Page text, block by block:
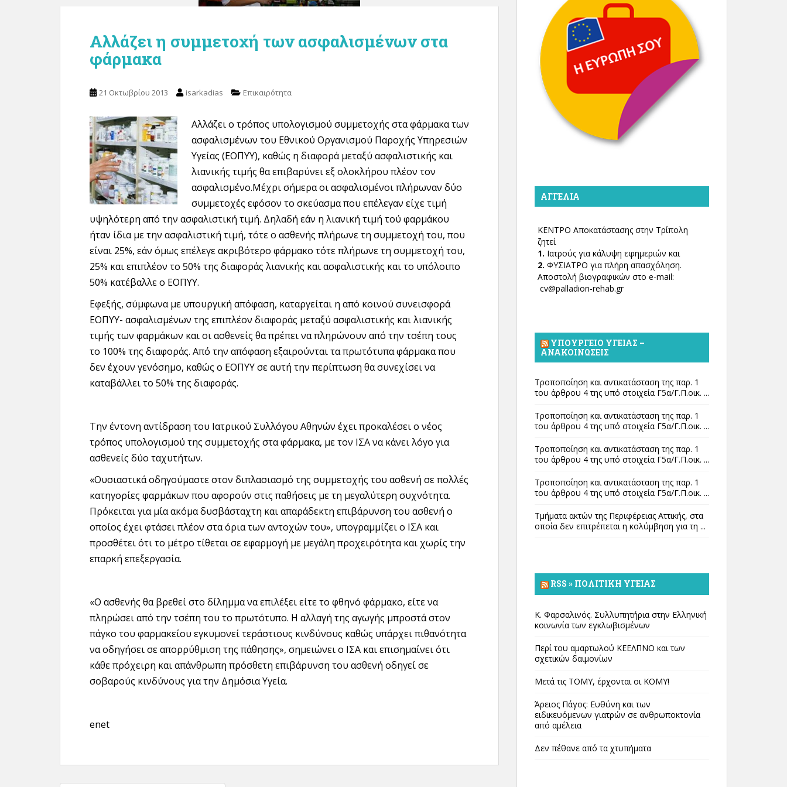
Αλλάζει η συμμετοχή των ασφαλισμένων στα
φάρμακα
21 Οκτωβρίου 2013 isarkadias Επικαιρότητα
Αλλάζει ο τρόπος υπολογισμού συμμετοχής στα φάρμακα των
ασφαλισμένων του Εθνικού Οργανισμού Παροχής Υπηρεσιών
Υγείας (ΕΟΠΥΥ), καθώς η διαφορά μεταξύ ασφαλιστικής και
λιανικής τιμής θα επιβαρύνει εξ ολοκλήρου πλέον τον
ασφαλισμένο.Μέχρι σήμερα οι ασφαλισμένοι πλήρωναν δύο
συμμετοχές εφόσον το σκεύασμα που επέλεγαν είχε τιμή
υψηλότερη από την ασφαλιστική τιμή. Δηλαδή εάν η λιανική τιμή τού φαρμάκου
ήταν ίδια µε την ασφαλιστική τιμή, τότε ο ασθενής πλήρωνε τη συμμετοχή του, που
είναι 25%, εάν όμως επέλεγε ακριβότερο φάρμακο τότε πλήρωνε τη συμμετοχή του,
25% και επιπλέον το 50% της διαφοράς λιανικής και ασφαλιστικής και το υπόλοιπο
50% κατέβαλλε ο ΕΟΠΥΥ.
Εφεξής, σύμφωνα με υπουργική απόφαση, καταργείται η από κοινού συνεισφορά
EOΠΥΥ- ασφαλισμένων της επιπλέον διαφοράς μεταξύ ασφαλιστικής και λιανικής
τιμής των φαρμάκων και οι ασθενείς θα πρέπει να πληρώνουν από την τσέπη τους
το 100% της διαφοράς. Από την απόφαση εξαιρούνται τα πρωτότυπα φάρμακα που
δεν έχουν γενόσημο, καθώς ο ΕΟΠΥΥ σε αυτή την περίπτωση θα συνεχίσει να
καταβάλλει το 50% της διαφοράς.
Την έντονη αντίδραση του Ιατρικού Συλλόγου Αθηνών έχει προκαλέσει ο νέος
τρόπος υπολογισμού της συμμετοχής στα φάρμακα, με τον ΙΣΑ να κάνει λόγο για
ασθενείς δύο ταχυτήτων.
«Ουσιαστικά οδηγούμαστε στον διπλασιασμό της συμμετοχής του ασθενή σε πολλές
κατηγορίες φαρμάκων που αφορούν στις παθήσεις με τη μεγαλύτερη συχνότητα.
Πρόκειται για μία ακόμα δυσβάσταχτη και απαράδεκτη επιβάρυνση του ασθενή ο
οποίος έχει φτάσει πλέον στα όρια των αντοχών του», υπογραμμίζει ο ΙΣΑ και
προσθέτει ότι το μέτρο τίθεται σε εφαρμογή με μεγάλη προχειρότητα και χωρίς την
επαρκή επεξεργασία.
«Ο ασθενής θα βρεθεί στο δίλημμα να επιλέξει είτε το φθηνό φάρμακο, είτε να
πληρώσει από την τσέπη του το πρωτότυπο. Η αλλαγή της αγωγής μπροστά στον
πάγκο του φαρμακείου εγκυμονεί τεράστιους κινδύνους καθώς υπάρχει πιθανότητα
να οδηγήσει σε απορρύθμιση της πάθησης», σημειώνει ο ΙΣΑ και επισημαίνει ότι
κάθε πρόχειρη και απάνθρωπη πρόσθετη επιβάρυνση του ασθενή οδηγεί σε
σοβαρούς κινδύνους για την Δημόσια Υγεία.
enet
ΑΓΓΕΛΊΑ
ΚΕΝΤΡΟ Αποκατάστασης στην Τρίπολη
ζητεί
1. Ιατρούς για κάλυψη εφημεριών και
2. ΦΥΣΙΑΤΡΟ για πλήρη απασχόληση.
Αποστολή βιογραφικών στο e-mail:
cv@palladion-rehab.gr
ΥΠΟΥΡΓΕΊΟ ΥΓΕΊΑΣ –
ΑΝΑΚΟΙΝΏΣΕΙΣ
Τροποποίηση και αντικατάσταση της παρ. 1
του άρθρου 4 της υπό στοιχεία Γ5α/Γ.Π.οικ. ...
Τροποποίηση και αντικατάσταση της παρ. 1
του άρθρου 4 της υπό στοιχεία Γ5α/Γ.Π.οικ. ...
Τροποποίηση και αντικατάσταση της παρ. 1
του άρθρου 4 της υπό στοιχεία Γ5α/Γ.Π.οικ. ...
Τροποποίηση και αντικατάσταση της παρ. 1
του άρθρου 4 της υπό στοιχεία Γ5α/Γ.Π.οικ. ...
Τμήματα ακτών της Περιφέρειας Αττικής, στα
οποία δεν επιτρέπεται η κολύμβηση για τη ...
RSS » ΠΟΛΙΤΙΚΉ ΥΓΕΊΑΣ
Κ. Φαρσαλινός. Συλλυπητήρια στην Ελληνική
κοινωνία των εγκλωβισμένων
Περί του αμαρτωλού ΚΕΕΛΠΝΟ και των
σχετικών δαιμονίων
Μετά τις ΤΟΜΥ, έρχονται οι ΚΟΜΥ!
Άρειος Πάγος: Ευθύνη και των
ειδικευόμενων γιατρών σε ανθρωποκτονία
από αμέλεια
Δεν πέθανε από τα χτυπήματα